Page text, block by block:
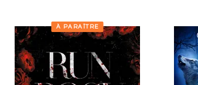
À PARAÎTRE